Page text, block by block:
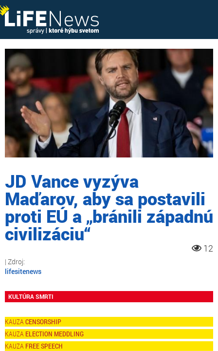
JD Vance vyzýva
Maďarov, aby sa postavili
proti EÚ a „bránili západnú
civilizáciu“
12
lifesitenews
KULTÚRA SMRTI
CENSORSHIP
ELECTION MEDDLING
FREE SPEECH